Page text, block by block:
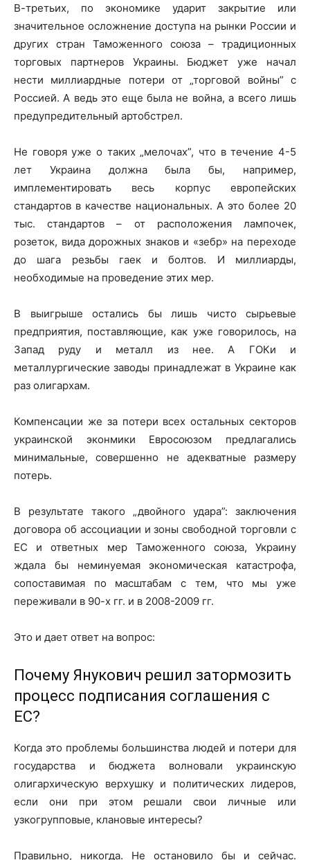
В-третьих, по экономике ударит закрытие или
значительное осложнение доступа на рынки России и
других стран Таможенного союза – традиционных
торговых партнеров Украины. Бюджет уже начал
нести миллиардные потери от „торговой войны” с
Россией. А ведь это еще была не война, а всего лишь
предупредительный артобстрел.
Не говоря уже о таких „мелочах”, что в течение 4-5
лет Украина должна была бы, например,
имплементировать весь корпус европейских
стандартов в качестве национальных. А это более 20
тыс. стандартов – от расположения лампочек,
розеток, вида дорожных знаков и «зебр» на переходе
до шага резьбы гаек и болтов. И миллиарды,
необходимые на проведение этих мер.
В выигрыше остались бы лишь чисто сырьевые
предприятия, поставляющие, как уже говорилось, на
Запад руду и металл из нее. А ГОКи и
металлургические заводы принадлежат в Украине как
раз олигархам.
Компенсации же за потери всех остальных секторов
украинской эконмики Евросоюзом предлагались
минимальные, совершенно не адекватные размеру
потерь.
В результате такого „двойного удара”: заключения
договора об ассоциации и зоны свободной торговли с
ЕС и ответных мер Таможенного союза, Украину
ждала бы неминуемая экономическая катастрофа,
сопоставимая по масштабам с тем, что мы уже
переживали в 90-х гг. и в 2008-2009 гг.
Это и дает ответ на вопрос:
Почему Янукович решил затормозить
процесс подписания соглашения с
ЕС?
Когда это проблемы большинства людей и потери для
государства и бюджета волновали украинскую
олигархическую верхушку и политических лидеров,
если они при этом решали свои личные или
узкогрупповые, клановые интересы?
Правильно, никогда. Не остановило бы и сейчас.